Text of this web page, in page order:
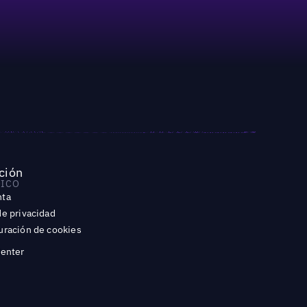
privacidad
de cookies